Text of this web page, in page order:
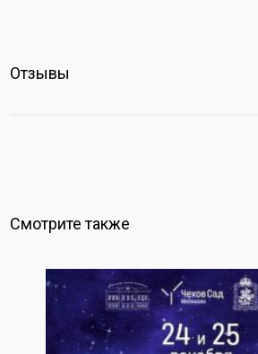
Отзывы
Смотрите также